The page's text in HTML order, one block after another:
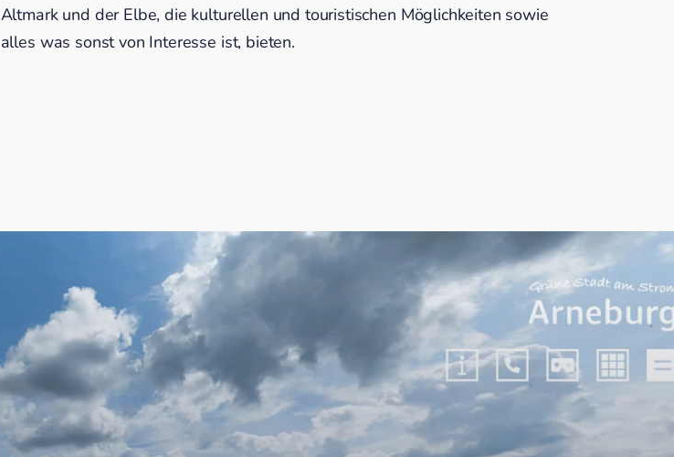
Altmark und der Elbe, die kulturellen und touristischen Möglichkeiten sowie
alles was sonst von Interesse ist, bieten.